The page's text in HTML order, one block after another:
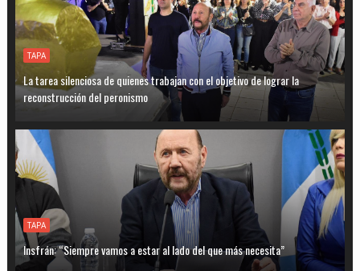
TAPA
La tarea silenciosa de quienes trabajan con el objetivo de lograr la
reconstrucción del peronismo
TAPA
Insfrán: “Siempre vamos a estar al lado del que más necesita”